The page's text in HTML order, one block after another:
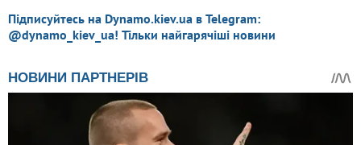
Підписуйтесь на Dynamo.kiev.ua в Telegram:
@dynamo_kiev_ua! Тільки найгарячіші новини